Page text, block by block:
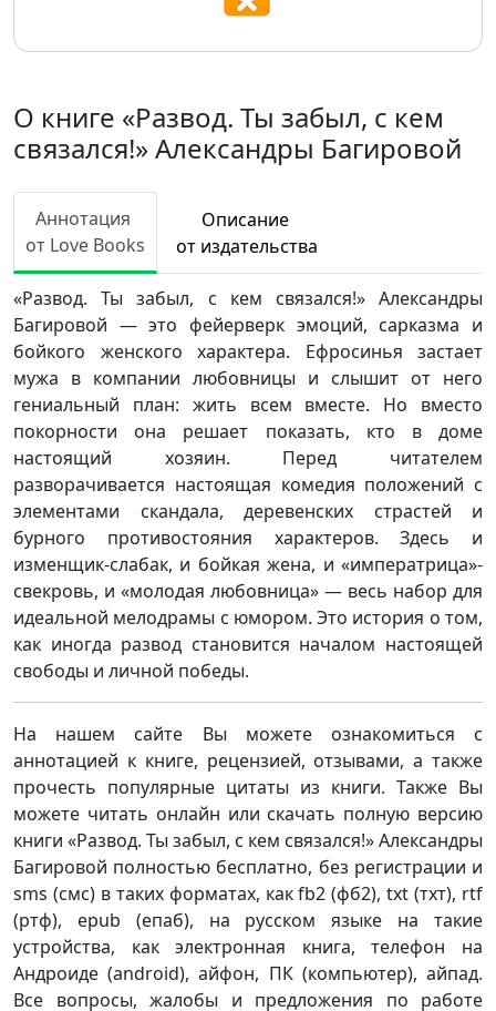
О книге «Развод. Ты забыл, с кем
связался!» Александры Багировой
Аннотация
от Love Books
Описание
от издательства
«Развод. Ты забыл, с кем связался!» Александры
Багировой — это фейерверк эмоций, сарказма и
бойкого женского характера. Ефросинья застает
мужа в компании любовницы и слышит от него
гениальный план: жить всем вместе. Но вместо
покорности она решает показать, кто в доме
настоящий хозяин. Перед читателем
разворачивается настоящая комедия положений с
элементами скандала, деревенских страстей и
бурного противостояния характеров. Здесь и
изменщик-слабак, и бойкая жена, и «императрица»-
свекровь, и «молодая любовница» — весь набор для
идеальной мелодрамы с юмором. Это история о том,
как иногда развод становится началом настоящей
свободы и личной победы.
На нашем сайте Вы можете ознакомиться с
аннотацией к книге, рецензией, отзывами, а также
прочесть популярные цитаты из книги. Также Вы
можете читать онлайн или скачать полную версию
книги «Развод. Ты забыл, с кем связался!» Александры
Багировой полностью бесплатно, без регистрации и
sms (смс) в таких форматах, как fb2 (фб2), txt (тхт), rtf
(ртф), epub (епаб), на русском языке на такие
устройства, как электронная книга, телефон на
Андроиде (android), айфон, ПК (компьютер), айпад.
Все вопросы, жалобы и предложения по работе